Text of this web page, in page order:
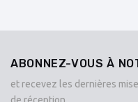
ABONNEZ-VOUS À
et recevez les dernières